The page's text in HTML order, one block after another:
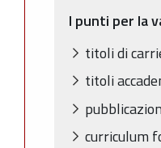
I punti per la
titoli di
titoli
curriculum